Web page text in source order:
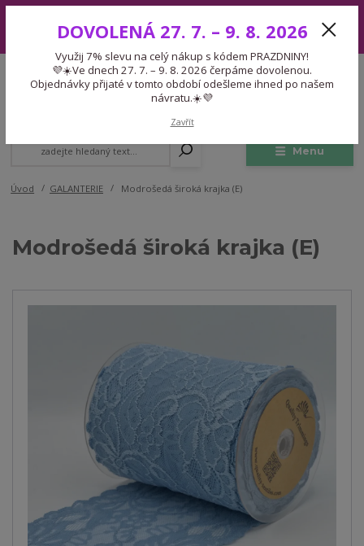
7. – 9. 8. 2026 čerpáme dovolenou. Objednávky přijaté v tomto období
odešleme ihned po našem návratu.☀️💜
Menu
CZK
Expedice 775 866 913
Po-Čt 9-15:30 Pá 9-14:30 Pauza 13-13:45
Úvod GALANTERIE Modrošedá široká krajka (E)
Modrošedá široká krajka (E)
DOVOLENÁ 27. 7. – 9. 8. 2026
Využij 7% slevu na celý nákup s kódem PRAZDNINY!
💜☀️Ve dnech 27. 7. – 9. 8. 2026 čerpáme dovolenou.
Objednávky přijaté v tomto období odešleme ihned po našem
návratu.☀️💜
Zavřít